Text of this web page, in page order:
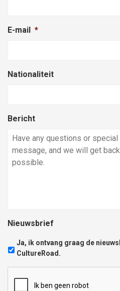
E-mail *
Nationaliteit
Bericht
Nieuwsbrief
Ja, ik ontvang graag de
CultureRoad.